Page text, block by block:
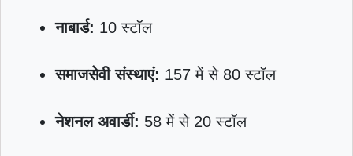
नाबार्ड: 10 स्टॉल
समाजसेवी संस्थाएं: 157 में से 80 स्टॉल
नेशनल अवार्डी: 58 में से 20 स्टॉल